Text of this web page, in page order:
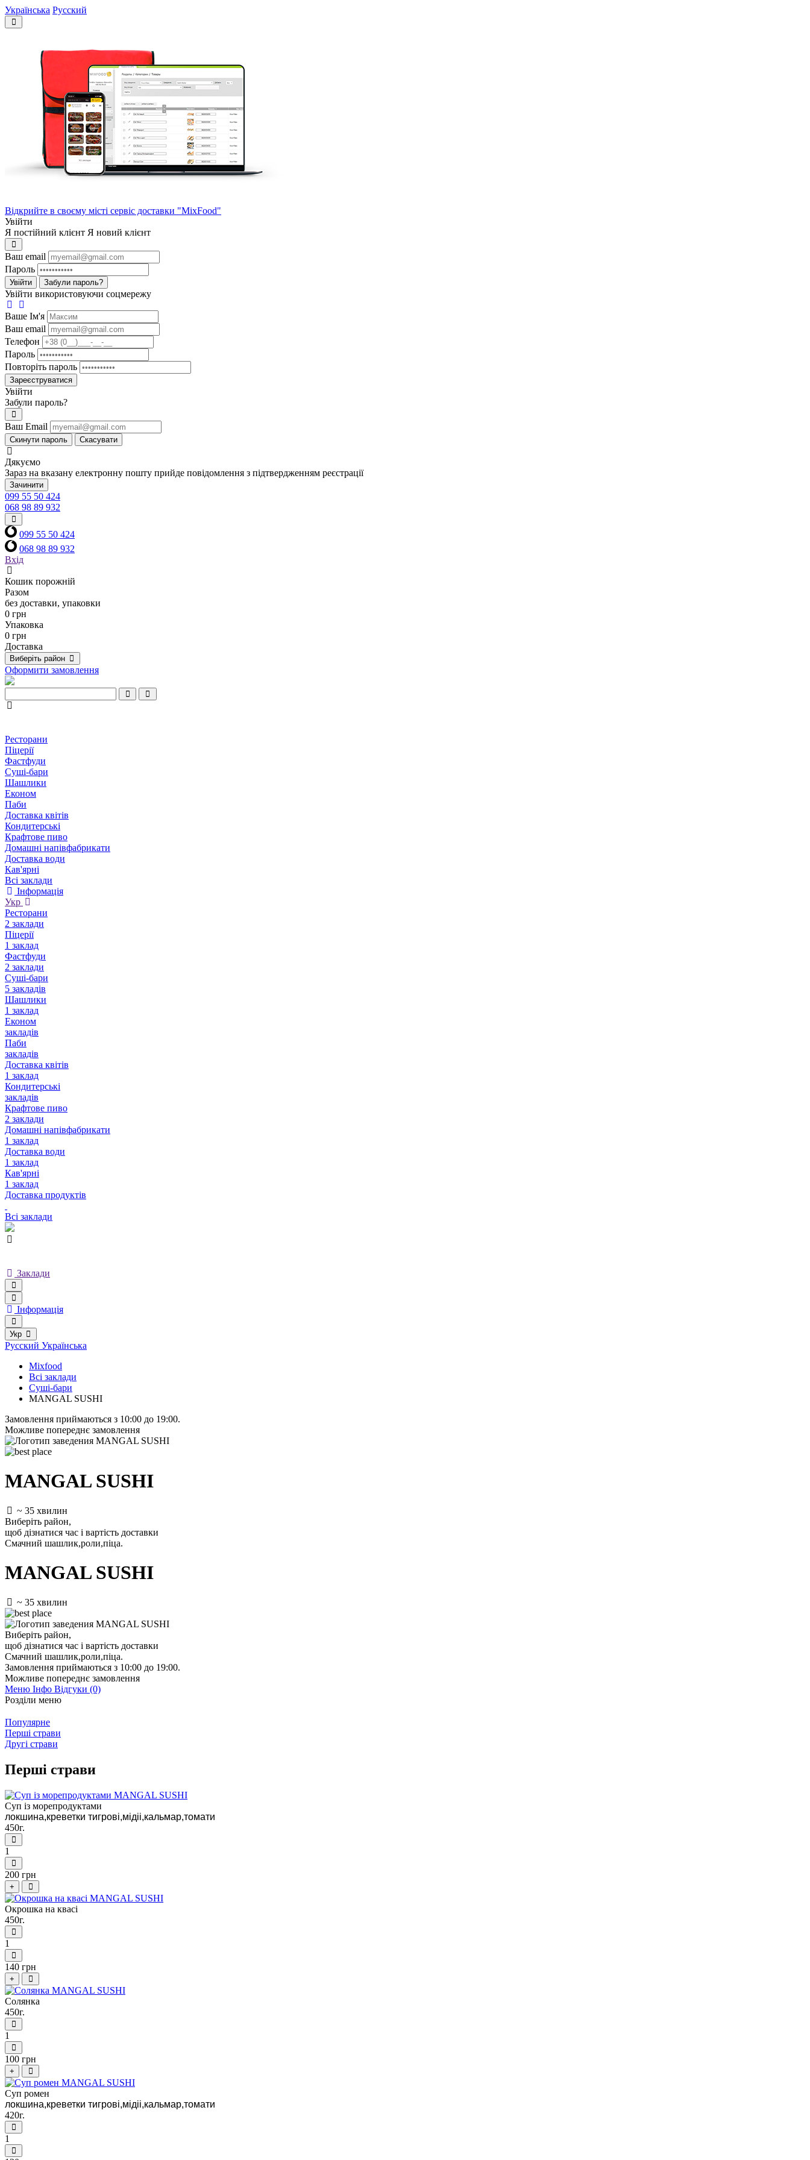
Українська Русский
Відкрийте в своєму місті сервіс доставки "MixFood"
Увійти
Я постійний клієнт Я новий клієнт
Ваш email
Пароль
Увійти Забули пароль?
Увійти використовуючи соцмережу
Ваше Iм'я
Ваш email
Телефон
Пароль
Повторіть пароль
Зареєструватися
Увійти
Забули пароль?
Ваш Email
Скинути пароль Скасувати
Дякуємо
Зараз на вказану електронну пошту прийде повідомлення з підтвердженням реєстрації
Зачинити
099 55 50 424
068 98 89 932
099 55 50 424
068 98 89 932
Вхід
Кошик порожній
Разом
без доставки, упаковки
0 грн
Упаковка
0 грн
Доставка
Виберіть район
Оформити замовлення
Ресторани
Піцерії
Фастфуди
Суші-бари
Шашлики
Економ
Паби
Доставка квітів
Кондитерські
Крафтове пиво
Домашні напівфабрикати
Доставка води
Кав'ярні
Всі заклади
Інформація
Укр
Ресторани
2 заклади
Піцерії
1 заклад
Фастфуди
2 заклади
Суші-бари
5 закладів
Шашлики
1 заклад
Економ
закладів
Паби
закладів
Доставка квітів
1 заклад
Кондитерські
закладів
Крафтове пиво
2 заклади
Домашні напівфабрикати
1 заклад
Доставка води
1 заклад
Кав'ярні
1 заклад
Доставка продуктів
Всі заклади
Заклади
Інформація
Укр
Русский Українська
Mixfood
Всі заклади
Суші-бари
MANGAL SUSHI
Замовлення приймаються з 10:00 до 19:00.
Можливе попереднє замовлення
MANGAL SUSHI
~ 35 хвилин
Виберіть район,
щоб дізнатися час і вартість доставки
Смачний шашлик,роли,піца.
MANGAL SUSHI
~ 35 хвилин
Виберіть район,
щоб дізнатися час і вартість доставки
Смачний шашлик,роли,піца.
Замовлення приймаються з 10:00 до 19:00.
Можливе попереднє замовлення
Меню Інфо Відгуки (0)
Розділи меню
Популярне
Перші страви
Другі страви
Перші страви
Суп із морепродуктами
локшина,креветки тигрові,мідіі,кальмар,томати
450г.
1
200 грн
+
Окрошка на квасі
450г.
1
140 грн
+
Солянка
450г.
1
100 грн
+
Суп ромен
локшина,креветки тигрові,мідіі,кальмар,томати
420г.
1